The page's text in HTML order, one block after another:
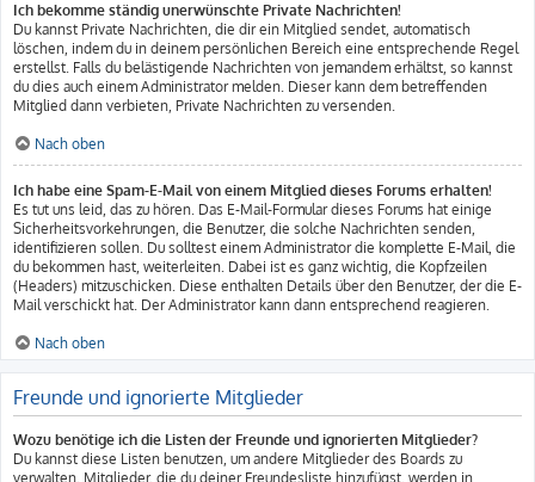
Ich bekomme ständig unerwünschte Private Nachrichten!
Du kannst Private Nachrichten, die dir ein Mitglied sendet, automatisch
löschen, indem du in deinem persönlichen Bereich eine entsprechende Regel
erstellst. Falls du belästigende Nachrichten von jemandem erhältst, so kannst
du dies auch einem Administrator melden. Dieser kann dem betreffenden
Mitglied dann verbieten, Private Nachrichten zu versenden.
Nach oben
Ich habe eine Spam-E-Mail von einem Mitglied dieses Forums erhalten!
Es tut uns leid, das zu hören. Das E-Mail-Formular dieses Forums hat einige
Sicherheitsvorkehrungen, die Benutzer, die solche Nachrichten senden,
identifizieren sollen. Du solltest einem Administrator die komplette E-Mail, die
du bekommen hast, weiterleiten. Dabei ist es ganz wichtig, die Kopfzeilen
(Headers) mitzuschicken. Diese enthalten Details über den Benutzer, der die E-
Mail verschickt hat. Der Administrator kann dann entsprechend reagieren.
Nach oben
Freunde und ignorierte Mitglieder
Wozu benötige ich die Listen der Freunde und ignorierten Mitglieder?
Du kannst diese Listen benutzen, um andere Mitglieder des Boards zu
verwalten. Mitglieder, die du deiner Freundesliste hinzufügst, werden in